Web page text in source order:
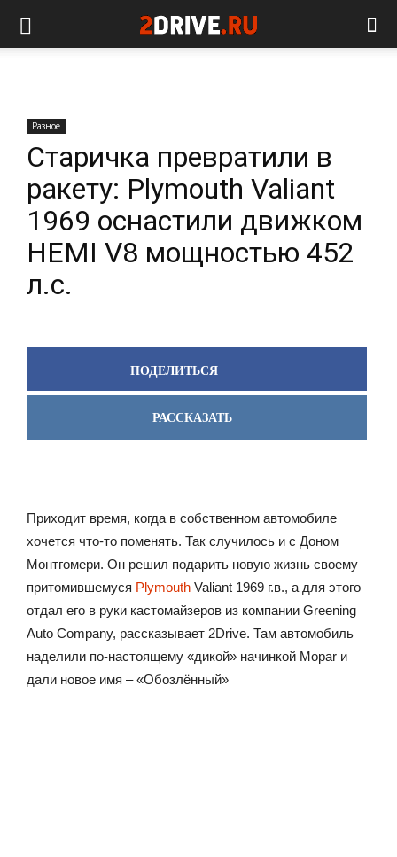
Разное
Старичка превратили в
ракету: Plymouth Valiant
1969 оснастили движком
HEMI V8 мощностью 452
л.с.
ПОДЕЛИТЬСЯ
РАССКАЗАТЬ
Приходит время, когда в собственном автомобиле
хочется что-то поменять. Так случилось и с Доном
Монтгомери. Он решил подарить новую жизнь своему
притомившемуся Plymouth Valiant 1969 г.в., а для этого
отдал его в руки кастомайзеров из компании Greening
Auto Company, рассказывает 2Drive. Там автомобиль
наделили по-настоящему «дикой» начинкой Mopar и
дали новое имя – «Обозлённый»